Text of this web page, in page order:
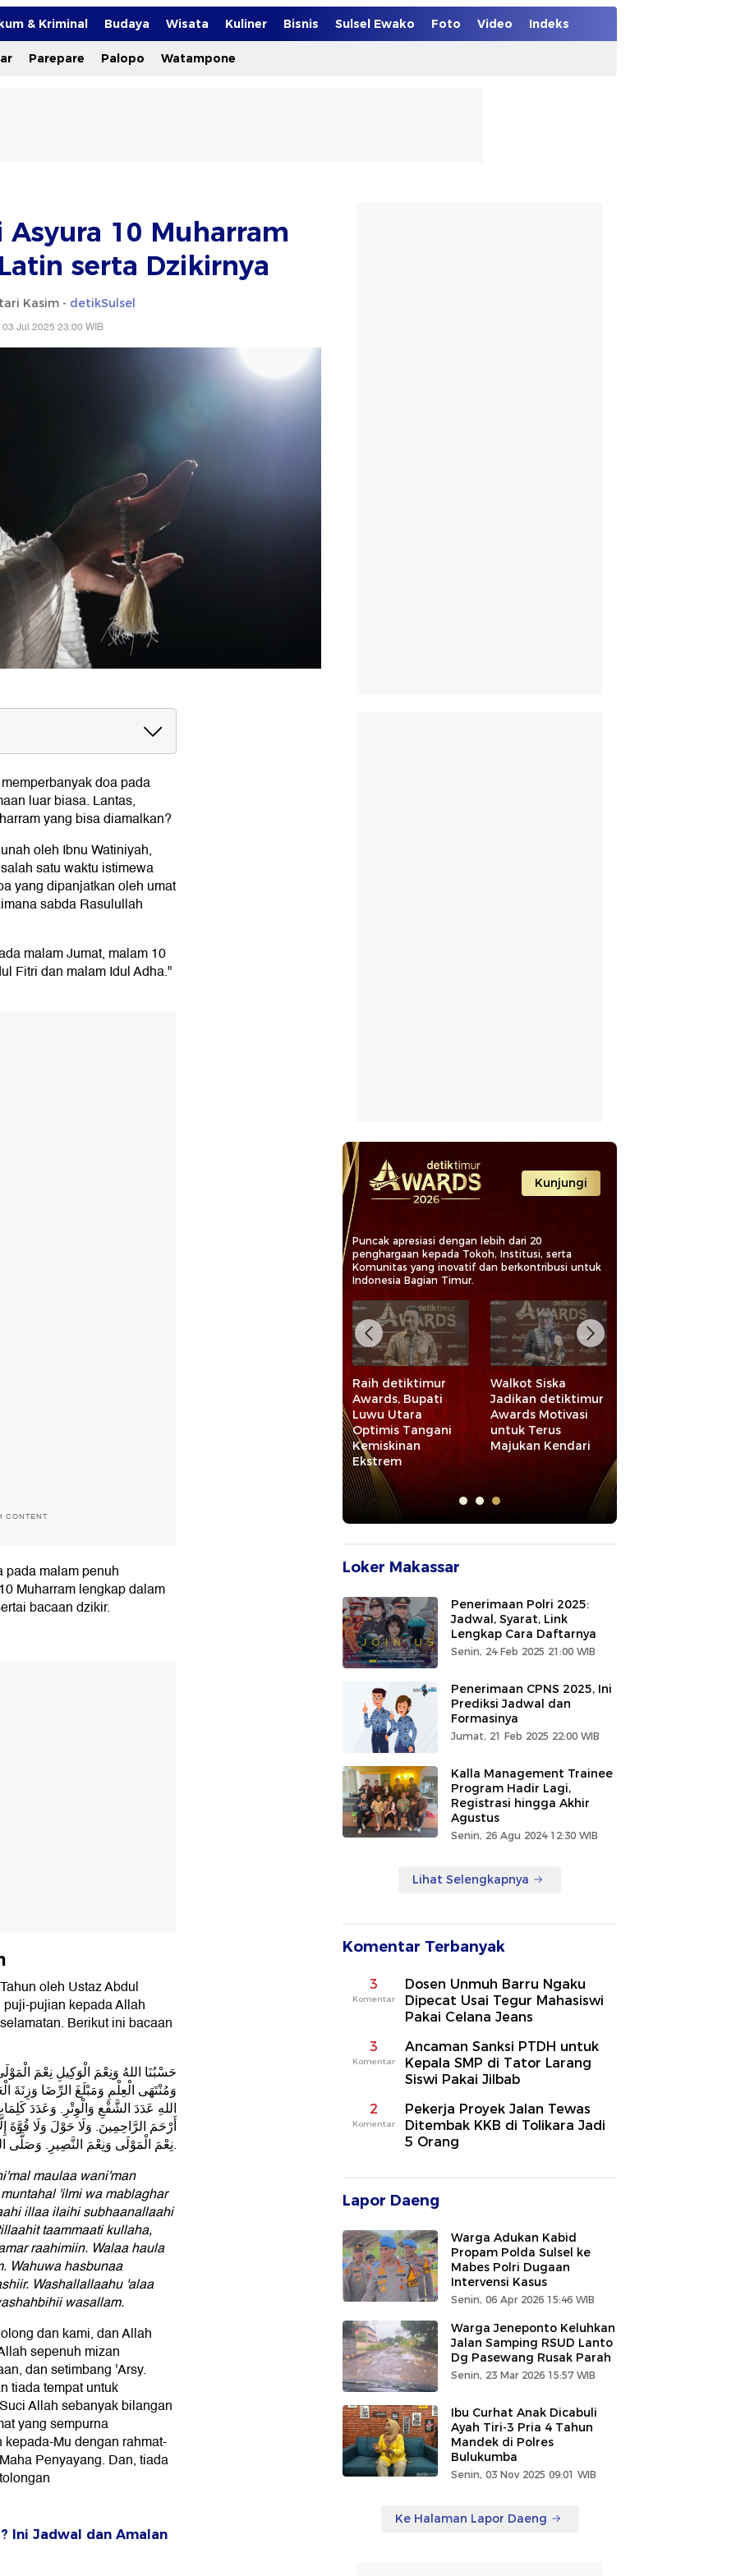
& Kriminal Budaya Wisata Kuliner Bisnis Sulsel Ewako Foto Video Indeks
Parepare Palopo Watampone
Asyura 10 Muharram
serta Dzikirnya
Kasim - detikSulsel
03 Jul 2025 23:00 WIB
Muharram
10 Muharram
10 Muharram
doa pada
luar biasa. Lantas,
yang bisa diamalkan?
oleh Ibnu Watiniyah,
satu waktu istimewa
yang dipanjatkan oleh umat
sabda Rasulullah
malam Jumat, malam 10
Fitri dan malam Idul Adha."
CONTENT
malam penuh
Muharram lengkap dalam
bacaan dzikir.
oleh Ustaz Abdul
pujian kepada Allah
Berikut ini bacaan
حَسْبُنَا اللهُ وَنِعْمَ الْوَكِيلِ نِعْمَ
وَمُنْتَهَى الْعِلْمِ وَمَبْلَغَ الرِّضَا وَزِنَةَ
اللهِ عَدَدَ الشَّفْعِ وَالْوِتْرِ. وَعَدَدَ
أَرْحَمَ الرَّاحِمِينَ. وَلَا حَوْلَ وَلَا قُوَّةَ
نِعْمَ الْمَوْلَى وَنِعْمَ النَّصِيرِ. وَصَلَّى اللهُ عَلَى سَيِّدِنَا مُحَمَّدٍ وَعَلَى آلِهِ وَصَحْبِهِ وَسَلَّمَ.
maulaa wani'man
'ilmi wa mablaghar
illaa ilaihi subhaanallaahi
taammaati kullaha,
raahimiin. Walaa haula
Wahuwa hasbunaa
Washallallaahu 'alaa
wasallam.
dan kami, dan Allah
sepenuh mizan
dan setimbang 'Arsy.
tiada tempat untuk
Allah sebanyak bilangan
yang sempurna
Mu dengan rahmat-
Penyayang. Dan, tiada
Ini Jadwal dan Amalan
Kunjungi
Puncak apresiasi dengan lebih dari 20
penghargaan kepada Tokoh, Institusi, serta
Komunitas yang inovatif dan berkontribusi untuk
Indonesia Bagian Timur.
Raih detiktimur
Awards, Bupati
Luwu Utara
Optimis Tangani
Kemiskinan
Ekstrem
Walkot Siska
Jadikan detiktimur
Awards Motivasi
untuk Terus
Majukan Kendari
Loker Makassar
Penerimaan Polri 2025:
Jadwal, Syarat, Link
Lengkap Cara Daftarnya
Senin, 24 Feb 2025 21:00 WIB
Penerimaan CPNS 2025, Ini
Prediksi Jadwal dan
Formasinya
Jumat, 21 Feb 2025 22:00 WIB
Kalla Management Trainee
Program Hadir Lagi,
Registrasi hingga Akhir
Agustus
Senin, 26 Agu 2024 12:30 WIB
Lihat Selengkapnya
Komentar Terbanyak
3
Komentar
Dosen Unmuh Barru Ngaku
Dipecat Usai Tegur Mahasiswi
Pakai Celana Jeans
3
Komentar
Ancaman Sanksi PTDH untuk
Kepala SMP di Tator Larang
Siswi Pakai Jilbab
2
Komentar
Pekerja Proyek Jalan Tewas
Ditembak KKB di Tolikara Jadi
5 Orang
Lapor Daeng
Warga Adukan Kabid
Propam Polda Sulsel ke
Mabes Polri Dugaan
Intervensi Kasus
Senin, 06 Apr 2026 15:46 WIB
Warga Jeneponto Keluhkan
Jalan Samping RSUD Lanto
Dg Pasewang Rusak Parah
Senin, 23 Mar 2026 15:57 WIB
Ibu Curhat Anak Dicabuli
Ayah Tiri-3 Pria 4 Tahun
Mandek di Polres
Bulukumba
Senin, 03 Nov 2025 09:01 WIB
Ke Halaman Lapor Daeng